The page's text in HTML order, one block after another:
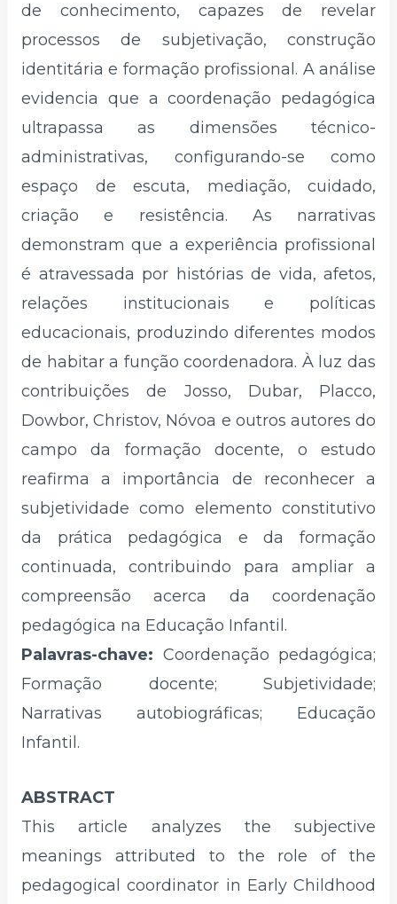
de conhecimento, capazes de revelar
processos de subjetivação, construção
identitária e formação profissional. A análise
evidencia que a coordenação pedagógica
ultrapassa as dimensões técnico-
administrativas, configurando-se como
espaço de escuta, mediação, cuidado,
criação e resistência. As narrativas
demonstram que a experiência profissional
é atravessada por histórias de vida, afetos,
relações institucionais e políticas
educacionais, produzindo diferentes modos
de habitar a função coordenadora. À luz das
contribuições de Josso, Dubar, Placco,
Dowbor, Christov, Nóvoa e outros autores do
campo da formação docente, o estudo
reafirma a importância de reconhecer a
subjetividade como elemento constitutivo
da prática pedagógica e da formação
continuada, contribuindo para ampliar a
compreensão acerca da coordenação
pedagógica na Educação Infantil.
Palavras-chave: Coordenação pedagógica;
Formação docente; Subjetividade;
Narrativas autobiográficas; Educação
Infantil.
ABSTRACT
This article analyzes the subjective
meanings attributed to the role of the
pedagogical coordinator in Early Childhood